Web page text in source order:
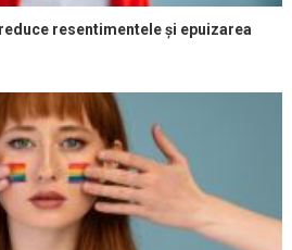
resentimentele și epuizarea